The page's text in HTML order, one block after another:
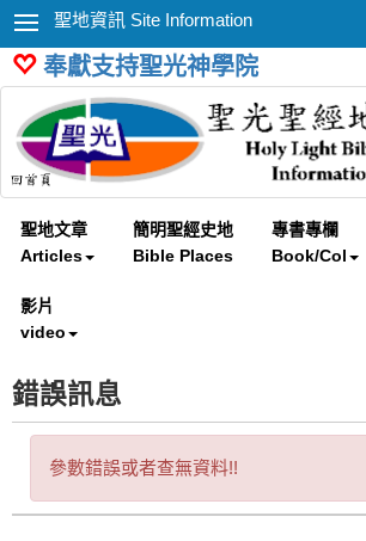
聖地資訊 Site Information
奉獻支持聖光神學院
聖地文章
Articles
簡明聖經史地
Bible Places
專書專欄
Book/Col
影片
video
錯誤訊息
參數錯誤或者查無資料!!